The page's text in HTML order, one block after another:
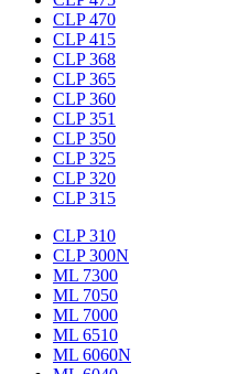
CLP 470
CLP 415
CLP 368
CLP 365
CLP 360
CLP 351
CLP 350
CLP 325
CLP 320
CLP 315
CLP 310
CLP 300N
ML 7300
ML 7050
ML 7000
ML 6510
ML 6060N